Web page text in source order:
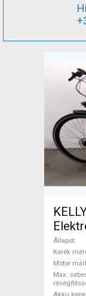
25
Állapot
Kerék
Motor
Max.
Akku